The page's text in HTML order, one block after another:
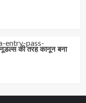
की तरह कानून बना